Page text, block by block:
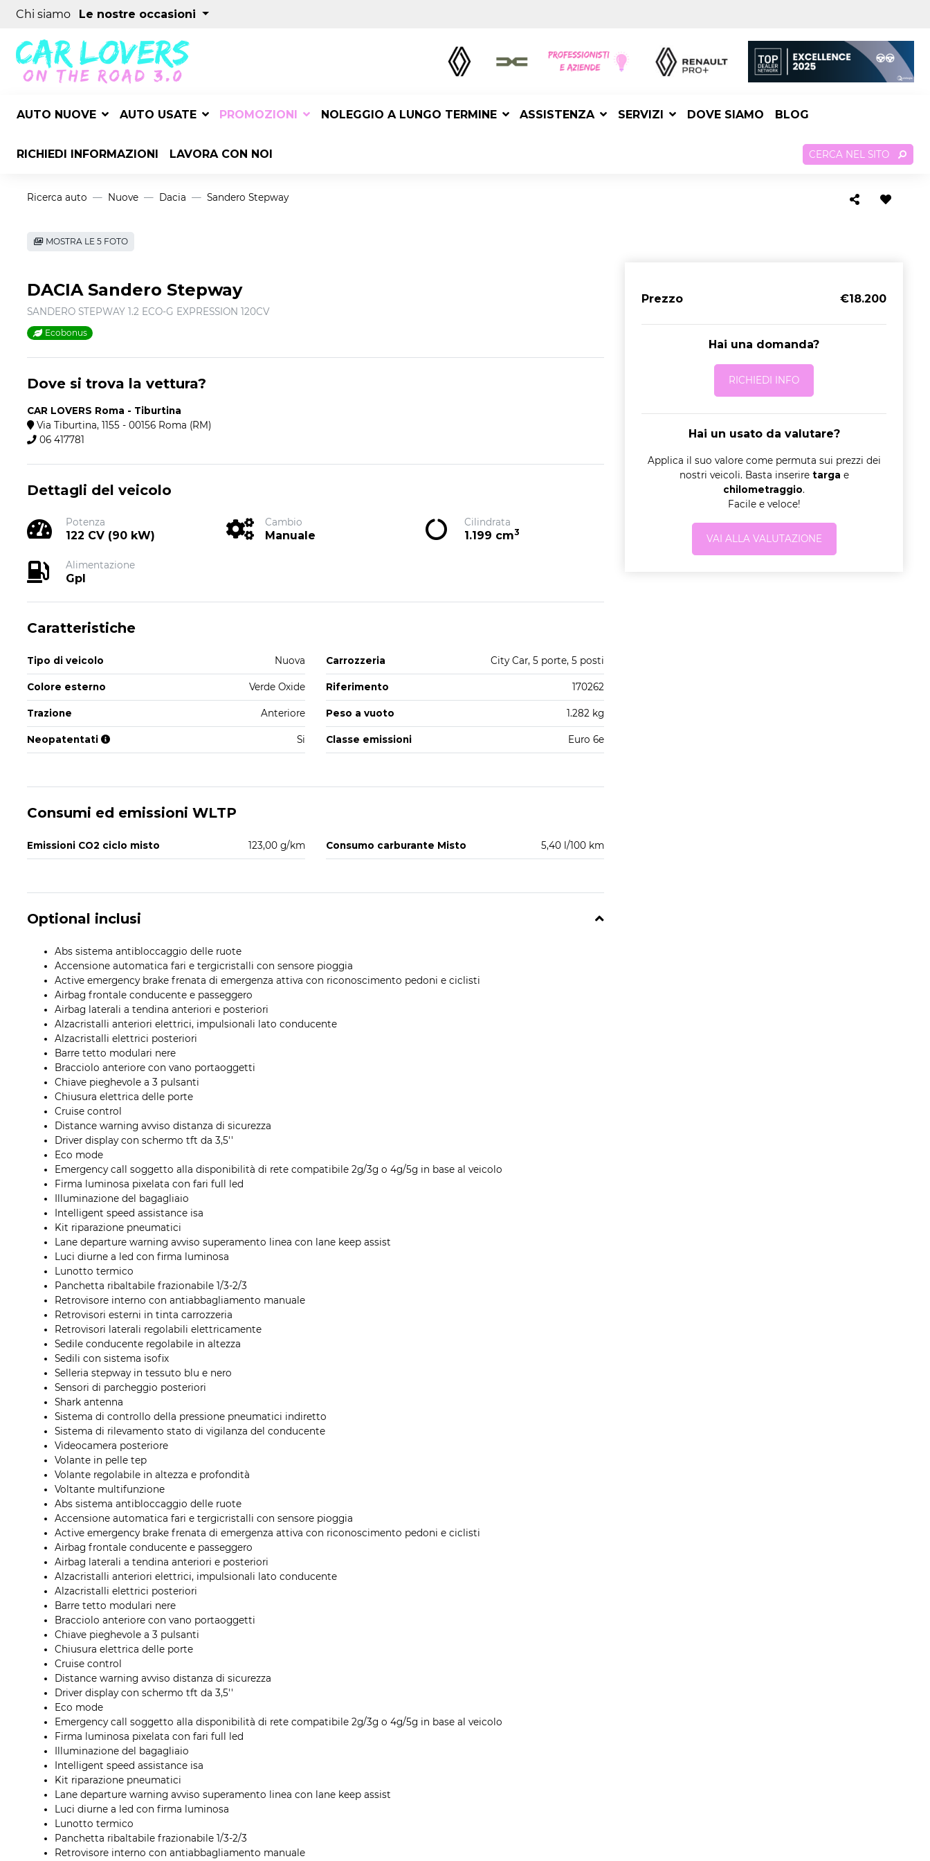
Chi siamo Le nostre occasioni
AUTO NUOVE AUTO USATE PROMOZIONI NOLEGGIO A LUNGO TERMINE ASSISTENZA SERVIZI DOVE SIAMO BLOG
RICHIEDI INFORMAZIONI LAVORA CON NOI CERCA NEL SITO
Ricerca auto Nuove Dacia Sandero Stepway
MOSTRA LE 5 FOTO
DACIA Sandero Stepway
SANDERO STEPWAY 1.2 ECO-G EXPRESSION 120CV
Ecobonus
Dove si trova la vettura?
CAR LOVERS Roma - Tiburtina
Via Tiburtina, 1155 - 00156 Roma (RM)
06 417781
Dettagli del veicolo
Potenza
122 CV (90 kW)
Cambio
Manuale
Cilindrata
1.199 cm3
Alimentazione
Gpl
Caratteristiche
Tipo di veicolo Nuova Carrozzeria City Car, 5 porte, 5 posti
Colore esterno Verde Oxide Riferimento 170262
Trazione Anteriore Peso a vuoto 1.282 kg
Neopatentati Si Classe emissioni Euro 6e
Consumi ed emissioni WLTP
Emissioni CO2 ciclo misto 123,00 g/km Consumo carburante Misto 5,40 l/100 km
Optional inclusi
Abs sistema antibloccaggio delle ruote
Accensione automatica fari e tergicristalli con sensore pioggia
Active emergency brake frenata di emergenza attiva con riconoscimento pedoni e ciclisti
Airbag frontale conducente e passeggero
Airbag laterali a tendina anteriori e posteriori
Alzacristalli anteriori elettrici, impulsionali lato conducente
Alzacristalli elettrici posteriori
Barre tetto modulari nere
Bracciolo anteriore con vano portaoggetti
Chiave pieghevole a 3 pulsanti
Chiusura elettrica delle porte
Cruise control
Distance warning avviso distanza di sicurezza
Driver display con schermo tft da 3,5''
Eco mode
Emergency call soggetto alla disponibilità di rete compatibile 2g/3g o 4g/5g in base al veicolo
Firma luminosa pixelata con fari full led
Illuminazione del bagagliaio
Intelligent speed assistance isa
Kit riparazione pneumatici
Lane departure warning avviso superamento linea con lane keep assist
Luci diurne a led con firma luminosa
Lunotto termico
Panchetta ribaltabile frazionabile 1/3-2/3
Retrovisore interno con antiabbagliamento manuale
Retrovisori esterni in tinta carrozzeria
Retrovisori laterali regolabili elettricamente
Sedile conducente regolabile in altezza
Sedili con sistema isofix
Selleria stepway in tessuto blu e nero
Sensori di parcheggio posteriori
Shark antenna
Sistema di controllo della pressione pneumatici indiretto
Sistema di rilevamento stato di vigilanza del conducente
Videocamera posteriore
Volante in pelle tep
Volante regolabile in altezza e profondità
Voltante multifunzione
Abs sistema antibloccaggio delle ruote
Accensione automatica fari e tergicristalli con sensore pioggia
Active emergency brake frenata di emergenza attiva con riconoscimento pedoni e ciclisti
Airbag frontale conducente e passeggero
Airbag laterali a tendina anteriori e posteriori
Alzacristalli anteriori elettrici, impulsionali lato conducente
Alzacristalli elettrici posteriori
Barre tetto modulari nere
Bracciolo anteriore con vano portaoggetti
Chiave pieghevole a 3 pulsanti
Chiusura elettrica delle porte
Cruise control
Distance warning avviso distanza di sicurezza
Driver display con schermo tft da 3,5''
Eco mode
Emergency call soggetto alla disponibilità di rete compatibile 2g/3g o 4g/5g in base al veicolo
Firma luminosa pixelata con fari full led
Illuminazione del bagagliaio
Intelligent speed assistance isa
Kit riparazione pneumatici
Lane departure warning avviso superamento linea con lane keep assist
Luci diurne a led con firma luminosa
Lunotto termico
Panchetta ribaltabile frazionabile 1/3-2/3
Retrovisore interno con antiabbagliamento manuale
Prezzo €18.200
Hai una domanda?
RICHIEDI INFO
Hai un usato da valutare?
Applica il suo valore come permuta sui prezzi dei
nostri veicoli. Basta inserire targa e
chilometraggio.
Facile e veloce!
VAI ALLA VALUTAZIONE